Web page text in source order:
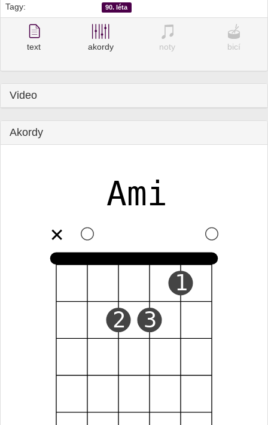
Tagy: 90. léta
text akordy noty bicí
Video
Akordy
Ami
✕
2 3
1